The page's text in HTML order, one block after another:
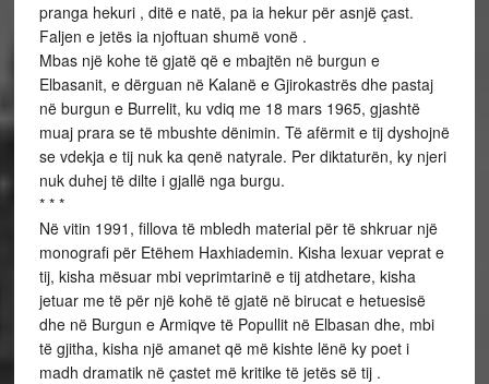
pranga hekuri , ditë e natë, pa ia hekur për asnjë çast.
Faljen e jetës ia njoftuan shumë vonë .
Mbas një kohe të gjatë që e mbajtën në burgun e
Elbasanit, e dërguan në Kalanë e Gjirokastrës dhe pastaj
në burgun e Burrelit, ku vdiq me 18 mars 1965, gjashtë
muaj prara se të mbushte dënimin. Të afërmit e tij dyshojnë
se vdekja e tij nuk ka qenë natyrale. Per diktaturën, ky njeri
nuk duhej të dilte i gjallë nga burgu.
* * *
Në vitin 1991, fillova të mbledh material për të shkruar një
monografi për Etëhem Haxhiademin. Kisha lexuar veprat e
tij, kisha mësuar mbi veprimtarinë e tij atdhetare, kisha
jetuar me të për një kohë të gjatë në birucat e hetuesisë
dhe në Burgun e Armiqve të Popullit në Elbasan dhe, mbi
të gjitha, kisha një amanet që më kishte lënë ky poet i
madh dramatik në çastet më kritike të jetës së tij .